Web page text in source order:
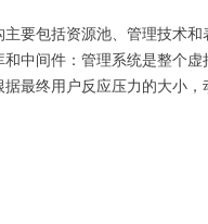
要包括资源池、管理技术
中间件：管理系统是整个
最终用户反应压力的大小